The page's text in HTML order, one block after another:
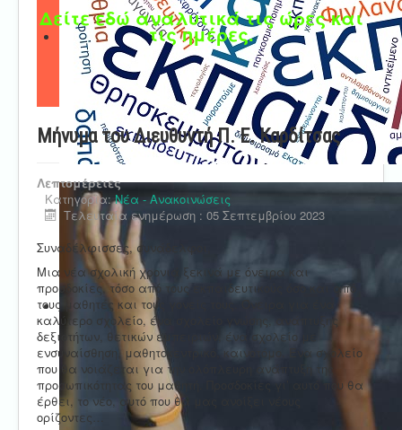
Δείτε εδώ αναλυτικά τις ώρες και
τις ημέρες.
Μήνυμα του Διευθυντή Π. Ε. Καρδίτσας
Λεπτομέρειες
Κατηγορία:Νέα - Ανακοινώσεις
Τελευταία ενημέρωση : 05 Σεπτεμβρίου 2023
Συναδέλφισσες, συνάδελφοι,
Μια νέα σχολική χρονιά ξεκινά με όνειρα και
προσδοκίες, τόσο από τους εκπαιδευτικούς όσο και από
τους μαθητές και τους γονείς τους. Όνειρα για ένα
καλύτερο σχολείο, ένα σχολείο γνώσης, ανάπτυξης
δεξιοτήτων, θετικών εμπειριών, ένα σχολείο με
ενσυναίσθηση, μαθητοκεντρικό, καινοτόμο. Ένα σχολείο
που θα νοιάζεται για την ολόπλευρη ανάπτυξη της
προσωπικότητας του μαθητή. Προσδοκίες γι’ αυτό που θα
έρθει, το νέο, αυτό που θα μας ανοίξει νέους
ορίζοντες…